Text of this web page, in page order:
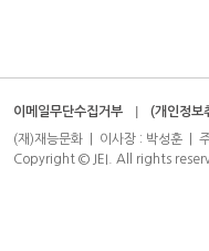
이메일무단수집거부 (개인정보
(재)재능문화 | 이사장 : 박성훈 |
Copyright © JEI. All rights